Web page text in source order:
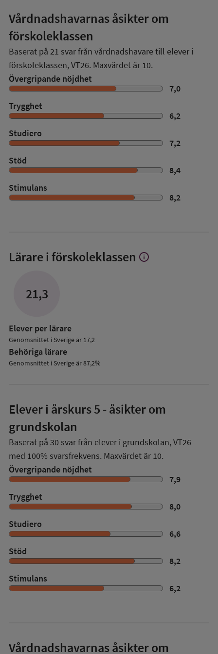
Vårdnadshavarnas åsikter om
förskoleklassen
Baserat på 21 svar från vårdnadshavare till elever i
förskoleklassen,VT26. Maxvärdet är 10.
Övergripande nöjdhet
7,0
Trygghet
6,2
Studiero
7,2
Stöd
8,4
Stimulans
8,2
Lärare i förskoleklassen Visa
info
21,3
Elever per lärare
Genomsnittet i Sverige är 17,2
Behöriga lärare
Genomsnittet i Sverige är 87,2%
Elever i årskurs 5 - åsikter om
grundskolan
Baserat på 30 svar från elever i grundskolan,VT26
med 100% svarsfrekvens. Maxvärdet är 10.
Övergripande nöjdhet
7,9
Trygghet
8,0
Studiero
6,6
Stöd
8,2
Stimulans
6,2
Vårdnadshavarnas åsikter om